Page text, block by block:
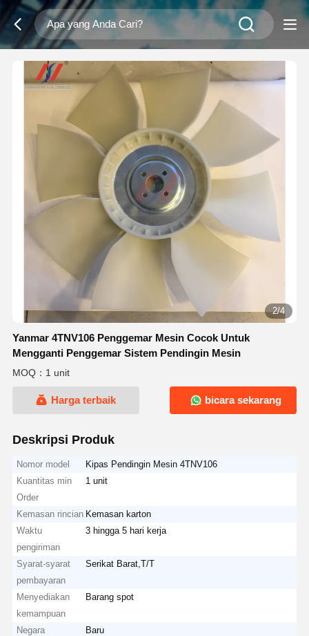
2/4
Yanmar 4TNV106 Penggemar Mesin Cocok Untuk
Mengganti Penggemar Sistem Pendingin Mesin
MOQ：1 unit
Harga terbaik bicara sekarang
Deskripsi Produk
Nomor model
Kipas Pendingin Mesin 4TNV106
Kuantitas min
Order
1 unit
Kemasan rincian Kemasan karton
Waktu
pengiriman
3 hingga 5 hari kerja
Syarat-syarat
pembayaran
Serikat Barat,T/T
Menyediakan
kemampuan
Barang spot
Negara
Baru